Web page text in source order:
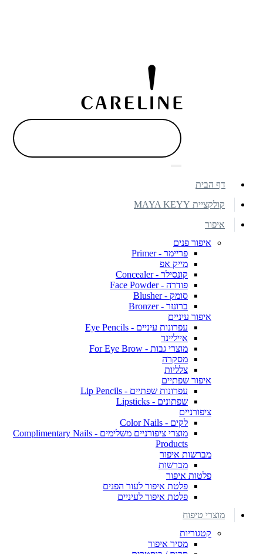
דף הבית
קולקציית MAYA KEYY
איפור
איפור פנים
פריימר - Primer
מייק אפ
קונסילר - Concealer
פודרה - Face Powder
סומק - Blusher
ברונזר - Bronzer
איפור עיניים
עפרונות עיניים - Eye Pencils
אייליינר
מוצרי גבות - For Eye Brow
מסקרה
צלליות
איפור שפתיים
עפרונות שפתיים - Lip Pencils
שפתונים - Lipsticks
ציפורניים
לקים - Color Nails
מוצרי ציפורניים משלימים - Complimentary Nails
Products
מברשות איפור
מברשות
פלטות איפור
פלטת איפור לעור הפנים
פלטת איפור לעיניים
מוצרי טיפוח
קטגוריות
מסיר איפור